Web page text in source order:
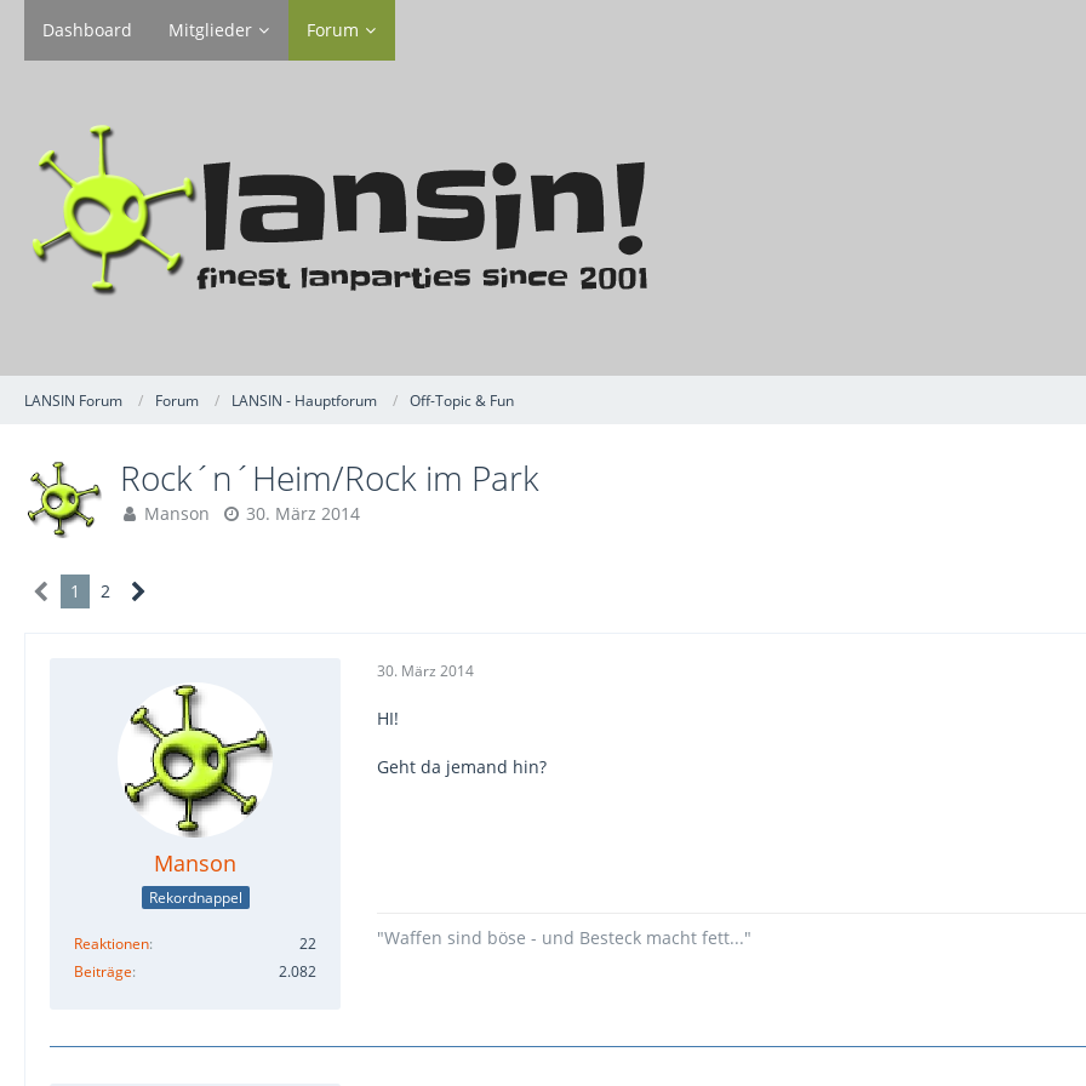
Dashboard Mitglieder Forum
LANSIN Forum Forum LANSIN - Hauptforum Off-Topic & Fun
Rock´n´Heim/Rock im Park
Manson 30. März 2014
1 2
Manson
Rekordnappel
Reaktionen
22
Beiträge
2.082
30. März 2014
HI!
Geht da jemand hin?
"Waffen sind böse - und Besteck macht fett..."